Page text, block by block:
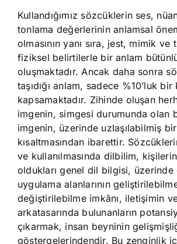
Kullandığımız sözcüklerin ses,
tonlama değerlerinin anlamsal
olmasının yanı sıra, jest, mimik ve
fiziksel belirtilerle bir anlam
oluşmaktadır. Ancak daha sonra
taşıdığı anlam, sadece %10’luk bir
kapsamaktadır. Zihinde oluşan
imgenin, simgesi durumunda olan
imgenin, üzerinde uzlaşılabilmiş bir
kısaltmasından ibarettir.
ve kullanılmasında dilbilim,
oldukları genel dil bilgisi, üzerinde
uygulama alanlarının
değiştirilebilme imkânı, iletişimin
arkatasarında bulunanların
çıkarmak, insan beyninin
göstergelerindendir. Bu zenginlik